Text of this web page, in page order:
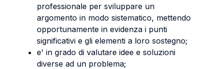
professionale per sviluppare un
argomento in modo sistematico, mettendo
opportunamente in evidenza i punti
significativi e gli elementi a loro sostegno;
e' in grado di valutare idee e soluzioni
diverse ad un problema;